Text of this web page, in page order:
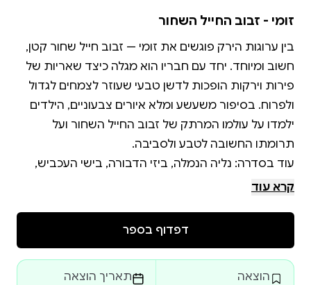
זומי - זבוב החייל השחור
בין ערוגות הירק פוגשים את זומי — זבוב חייל שחור קטן,
חשוב ומיוחד. יחד עם חבריו הוא מגלה כיצד שאריות של
פירות וירקות הופכות לדשן טבעי שעוזר לצמחים לגדול
ולפרוח. בסיפור משעשע ומלא איורים צבעוניים, הילדים
ילמדו על עולמו המרתק של זבוב החייל השחור ועל
עוד בסדרה: נליה הנמלה, ביזי הדבורה, בישי העכביש,
קרא עוד
דפדוף בספר
הוצאה
תאריך הוצאה